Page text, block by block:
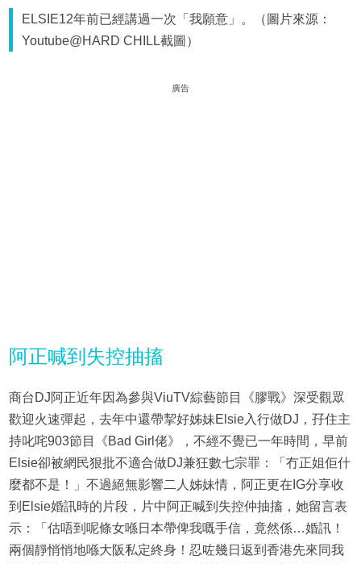
ELSIE12年前已經講過一次「我願意」。（圖片來源：
Youtube@HARD CHILL截圖）
廣告
阿正喊到失控抽搐
商台DJ阿正近年因為參與ViuTV綜藝節目《膠戰》深受觀眾
歡迎火速彈起，去年中還帶挈好姊妹Elsie入行做DJ，孖住主
持叱咤903節目《Bad Girl佬》，不經不覺已一年時間，早前
Elsie卻被網民狠批不適合做DJ兼狂數七宗罪：「冇正姐佢什
麼都不是！」不過絕無影響二人姊妹情，阿正更在IG分享收
到Elsie婚訊時的片段，片中阿正喊到失控仲抽搐，她留言表
示：「估唔到呢條女喺日本帶俾我嘅手信，竟然係…婚訊！
兩個靜悄悄地喺大阪私定終身！忍咗幾日返到香港先來同我